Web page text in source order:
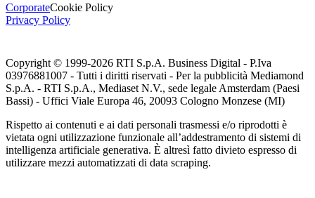
CorporateCookie Policy
Privacy Policy
Copyright © 1999-2026 RTI S.p.A. Business Digital - P.Iva
03976881007 - Tutti i diritti riservati - Per la pubblicità Mediamond
S.p.A. - RTI S.p.A., Mediaset N.V., sede legale Amsterdam (Paesi
Bassi) - Uffici Viale Europa 46, 20093 Cologno Monzese (MI)
Rispetto ai contenuti e ai dati personali trasmessi e/o riprodotti è
vietata ogni utilizzazione funzionale all’addestramento di sistemi di
intelligenza artificiale generativa. È altresì fatto divieto espresso di
utilizzare mezzi automatizzati di data scraping.